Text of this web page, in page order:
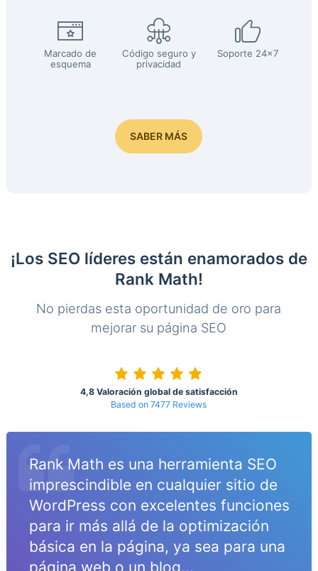
Marcado de
esquema
Código seguro y
privacidad
Soporte 24x7
SABER MÁS
¡Los SEO líderes están enamorados de
Rank Math!
No pierdas esta oportunidad de oro para
mejorar su página SEO
4,8 Valoración global de satisfacción
Based on 7477 Reviews
Rank Math es una herramienta SEO
imprescindible en cualquier sitio de
WordPress con excelentes funciones
para ir más allá de la optimización
básica en la página, ya sea para una
página web o un blog...